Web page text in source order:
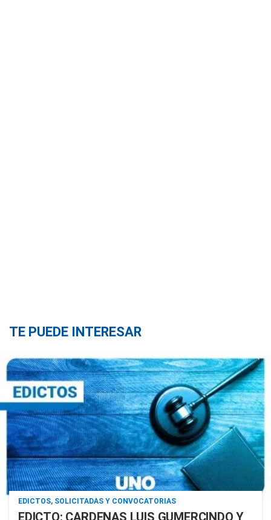
TE PUEDE INTERESAR
EDICTOS, SOLICITADAS Y CONVOCATORIAS
EDICTO: CARDENAS LUIS GUMERCINDO Y